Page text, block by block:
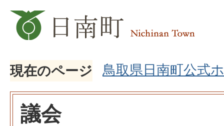
現在のページ 鳥取県日南町公式
議会